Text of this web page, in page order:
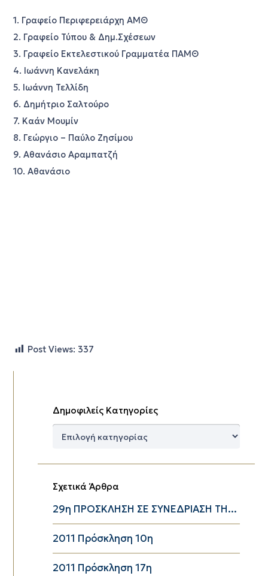
1. Γραφείο Περιφερειάρχη ΑΜΘ
2. Γραφείο Τύπου & Δημ.Σχέσεων
3. Γραφείο Εκτελεστικού Γραμματέα ΠΑΜΘ
4. Ιωάννη Κανελάκη
5. Ιωάννη Τελλίδη
6. Δημήτριο Σαλτούρο
7. Καάν Μουμίν
8. Γεώργιο – Παύλο Ζησίμου
9. Αθανάσιο Αραμπατζή
10. Αθανάσιο
Post Views: 337
Δημοφιλείς Κατηγορίες
Δημοφιλείς
Σχετικά Άρθρα
29η ΠΡΟΣΚΛΗΣΗ ΣΕ ΣΥΝΕΔΡΙΑΣΗ ΤΗ...
2011 Πρόσκληση 10η
2011 Πρόσκληση 17η